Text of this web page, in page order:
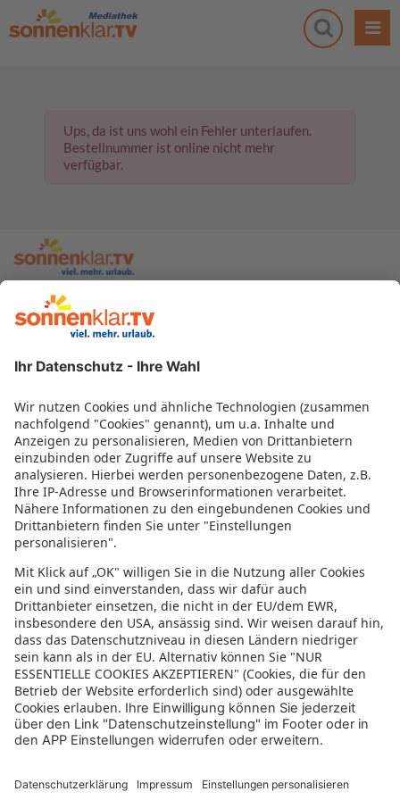
Ups, da ist uns wohl ein Fehler unterlaufen.
Bestellnummer ist online nicht mehr
verfügbar.
zur sonnenklar.TV Webseite
Moderatoren
Impressum
Informationen zur Barrierefreiheit
Datenschutz
Datenschutzeinstellungen
In der sonnenklar.TV Mediathek finden Sie alle Informationen rundum
den TV-Sender sonnenklar.TV!
Das Angebot war mal wieder zu schnell weg? Oder Sie wollen sich Ihre
nächste Traumreise noch einmal gratis etwas genauer anschauen? Dann
stöbern Sie doch in unserem TV-Programmund sehen Sie sich dort die
Folgen der letzten Tage nochmal an! Sie würden gerne wissen, was
gerade im TV läuft? Über unserenLive-Streamkönnen Sie sonnenklar.TV
online anschauen und die aktuellen Reise-Schnäppchen aus dem
Fernsehen verfolgen! Alle HDTV Infos und Empfangs-Einstellungen
finden Siehier. Dazu gehören Anleitungen zu den Einstellungen bei
Android & iOS Apps sowie der Windows PC App. Für Inspirationen sorgen
den Urlwald entführen! Diverse Videos von Hotels, der Umgebung und